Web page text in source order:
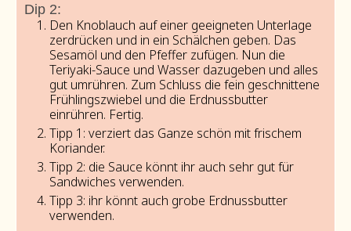
Dip 2:
Den Knoblauch auf einer geeigneten Unterlage
zerdrücken und in ein Schälchen geben. Das
Sesamöl und den Pfeffer zufügen. Nun die
Teriyaki-Sauce und Wasser dazugeben und alles
gut umrühren. Zum Schluss die fein geschnittene
Frühlingszwiebel und die Erdnussbutter
einrühren. Fertig.
Tipp 1: verziert das Ganze schön mit frischem
Koriander.
Tipp 2: die Sauce könnt ihr auch sehr gut für
Sandwiches verwenden.
Tipp 3: ihr könnt auch grobe Erdnussbutter
verwenden.